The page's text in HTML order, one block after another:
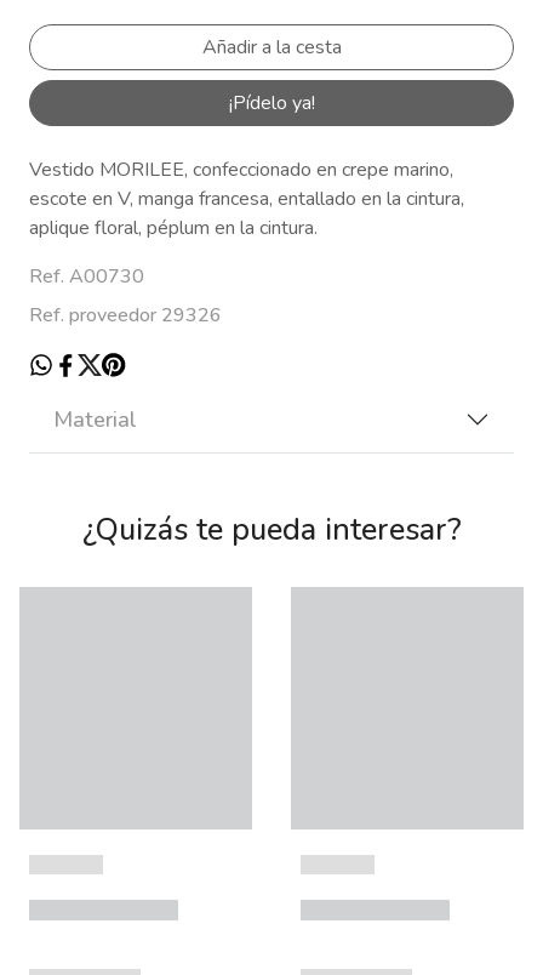
¡Pídelo ya!
Vestido MORILEE, confeccionado en crepe marino,
escote en V, manga francesa, entallado en la cintura,
aplique floral, péplum en la cintura.
Ref. A00730
Ref. proveedor 29326
Material
¿Quizás te pueda interesar?